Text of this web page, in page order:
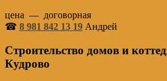
цена — договорная
☎ 8 981 842 13 19 Андрей
Строительство домов и
Кудрово